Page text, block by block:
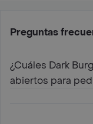
Preguntas
¿Cuáles Dark
abiertos para